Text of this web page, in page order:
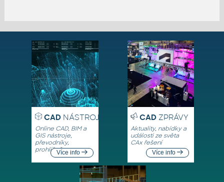
CADNÁSTROJE
Online CAD, BIM a
GIS nástroje,
převodníky,
prohlížečeVíce info
CADZPRÁVY
Aktuality, nabídky a
události ze světa
CAx řešení
Více info